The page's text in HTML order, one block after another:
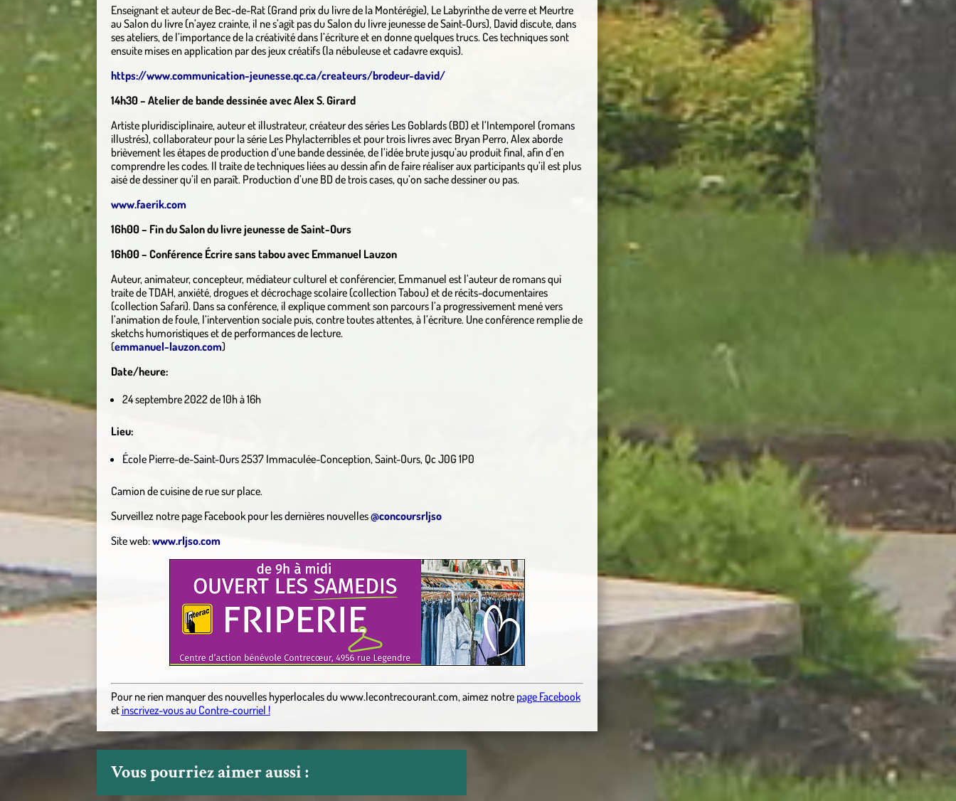
Enseignant et auteur de Bec-de-Rat (Grand prix du livre de la Montérégie), Le Labyrinthe de verre et Meurtre
au Salon du livre (n’ayez crainte, il ne s’agit pas du Salon du livre jeunesse de Saint-Ours), David discute, dans
ses ateliers, de l’importance de la créativité dans l’écriture et en donne quelques trucs. Ces techniques sont
ensuite mises en application par des jeux créatifs (la nébuleuse et cadavre exquis).
https://www.communication-jeunesse.qc.ca/createurs/brodeur-david/
14h30 – Atelier de bande dessinée avec Alex S. Girard
Artiste pluridisciplinaire, auteur et illustrateur, créateur des séries Les Goblards (BD) et l’Intemporel (romans
illustrés), collaborateur pour la série Les Phylacterribles et pour trois livres avec Bryan Perro, Alex aborde
brièvement les étapes de production d’une bande dessinée, de l’idée brute jusqu’au produit final, afin d’en
comprendre les codes. Il traite de techniques liées au dessin afin de faire réaliser aux participants qu’il est plus
aisé de dessiner qu’il en paraît. Production d’une BD de trois cases, qu’on sache dessiner ou pas.
www.faerik.com
16h00 – Fin du Salon du livre jeunesse de Saint-Ours
16h00 – Conférence Écrire sans tabou avec Emmanuel Lauzon
Auteur, animateur, concepteur, médiateur culturel et conférencier, Emmanuel est l’auteur de romans qui
traite de TDAH, anxiété, drogues et décrochage scolaire (collection Tabou) et de récits-documentaires
(collection Safari). Dans sa conférence, il explique comment son parcours l’a progressivement mené vers
l’animation de foule, l’intervention sociale puis, contre toutes attentes, à l’écriture. Une conférence remplie de
sketchs humoristiques et de performances de lecture.
(emmanuel-lauzon.com)
Date/heure:
24 septembre 2022 de 10h à 16h
Lieu:
École Pierre-de-Saint-Ours 2537 Immaculée-Conception, Saint-Ours, Qc J0G 1P0
Camion de cuisine de rue sur place.
Surveillez notre page Facebook pour les dernières nouvelles@concoursrljso
Site web:www.rljso.com
Pour ne rien manquer des nouvelles hyperlocalesduwww.lecontrecourant.com,aimez notre page Facebook
etinscrivez-vous au Contre-courriel !
Vous pourriez aimer aussi :